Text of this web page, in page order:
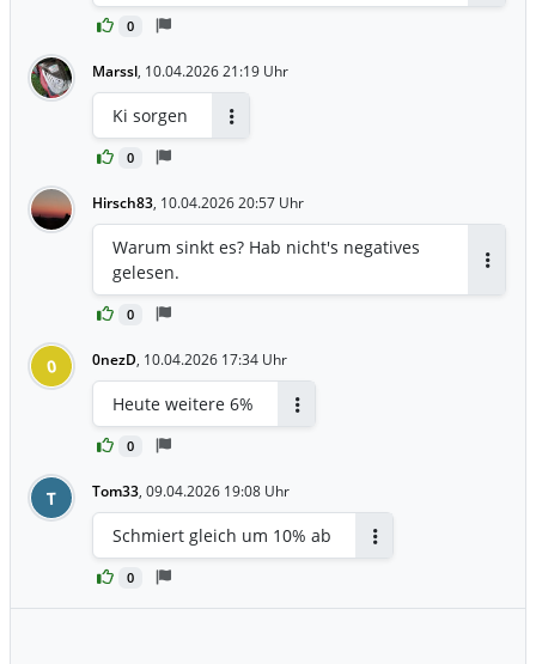
0
Marssl, 10.04.2026 21:19 Uhr
0
Ki sorgen
Hirsch83, 10.04.2026 20:57 Uhr
0
Warum sinkt es? Hab nicht's negatives
gelesen.
0 0nezD, 10.04.2026 17:34 Uhr
0
Heute weitere 6%
T Tom33, 09.04.2026 19:08 Uhr
0
Schmiert gleich um 10% ab